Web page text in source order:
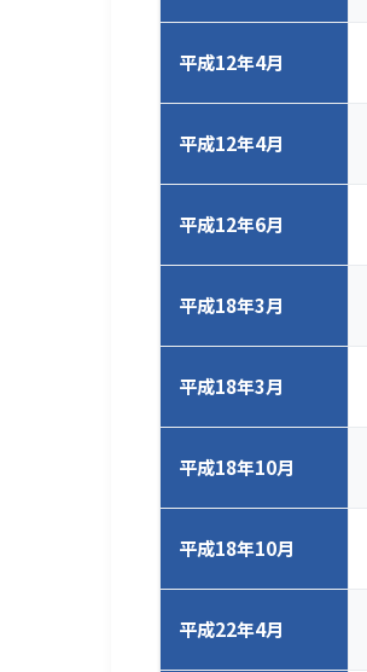
平成12年4月
平成12年4月
平成12年6月
平成18年3月
平成18年3月
平成18年10月
平成18年10月
平成22年4月